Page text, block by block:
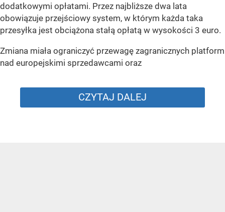
dodatkowymi opłatami. Przez najbliższe dwa lata
obowiązuje przejściowy system, w którym każda taka
przesyłka jest obciążona stałą opłatą w wysokości 3 euro.
Zmiana miała ograniczyć przewagę zagranicznych platform
nad europejskimi sprzedawcami oraz
CZYTAJ DALEJ